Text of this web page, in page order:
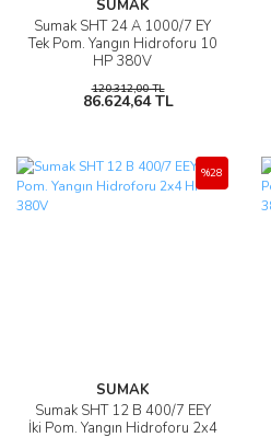
SUMAK
Sumak SHT 24 A 1000/7 EY
Tek Pom. Yangın Hidroforu 10
HP 380V
120.312,00 TL
86.624,64 TL
SUMAK
Sumak SHT 12 B 400/7 EEY
İki Pom. Yangın Hidroforu 2x4
%28